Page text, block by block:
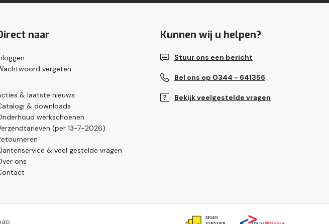
naar
vergeten
& laatste nieuws
& downloads
werkschoenen
(per 13-7-2026)
& veel gestelde vragen
ons
Kunnen wij u helpen?
Stuur ons een bericht
Bel ons op 0344 - 641356
Bekijk veelgestelde vragen